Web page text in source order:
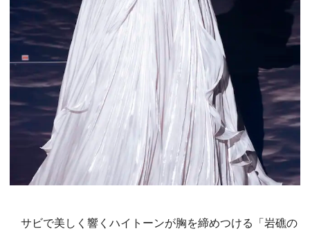
サビで美しく響くハイトーンが胸を締めつける「岩礁の